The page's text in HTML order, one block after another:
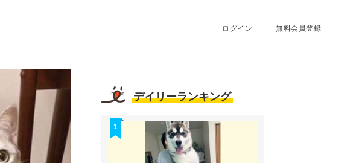
ログイン 無料会員登録
デイリーランキング
1